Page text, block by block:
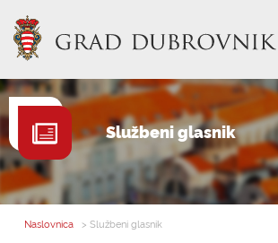
GRADSKA UPRAVA
GRADONAČELNIK
MJESNA SAMOUPRAVA
Službeni glasnik
Naslovnica > Službeni glasnik